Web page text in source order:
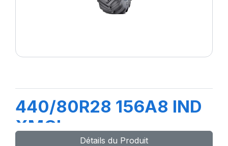
440/80R28 156A8 IND
XMCL
Détails du Produit